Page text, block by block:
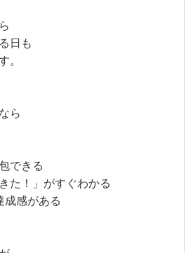
日も
。
ら
できる
た！」がすぐわかる
成感がある